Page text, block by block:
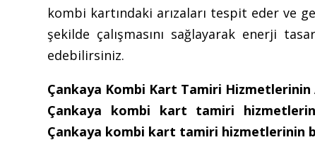
kombi kartındaki arızaları tespit eder ve
şekilde çalışmasını sağlayarak enerji
edebilirsiniz.
Çankaya Kombi Kart Tamiri Hizmetlerinin
Çankaya kombi kart tamiri
Çankaya kombi kart tamiri hizmetlerinin